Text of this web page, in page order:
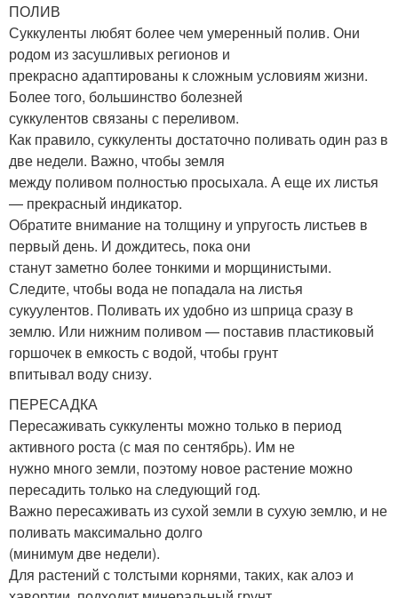
ПОЛИВ
Суккуленты любят более чем умеренный полив. Они
родом из засушливых регионов и
прекрасно адаптированы к сложным условиям жизни.
Более того, большинство болезней
суккулентов связаны с переливом.
Как правило, суккуленты достаточно поливать один раз в
две недели. Важно, чтобы земля
между поливом полностью просыхала. А еще их листья
— прекрасный индикатор.
Обратите внимание на толщину и упругость листьев в
первый день. И дождитесь, пока они
станут заметно более тонкими и морщинистыми.
Следите, чтобы вода не попадала на листья
сукуулентов. Поливать их удобно из шприца сразу в
землю. Или нижним поливом — поставив пластиковый
горшочек в емкость с водой, чтобы грунт
впитывал воду снизу.
ПЕРЕСАДКА
Пересаживать суккуленты можно только в период
активного роста (с мая по сентябрь). Им не
нужно много земли, поэтому новое растение можно
пересадить только на следующий год.
Важно пересаживать из сухой земли в сухую землю, и не
поливать максимально долго
(минимум две недели).
Для растений с толстыми корнями, таких, как алоэ и